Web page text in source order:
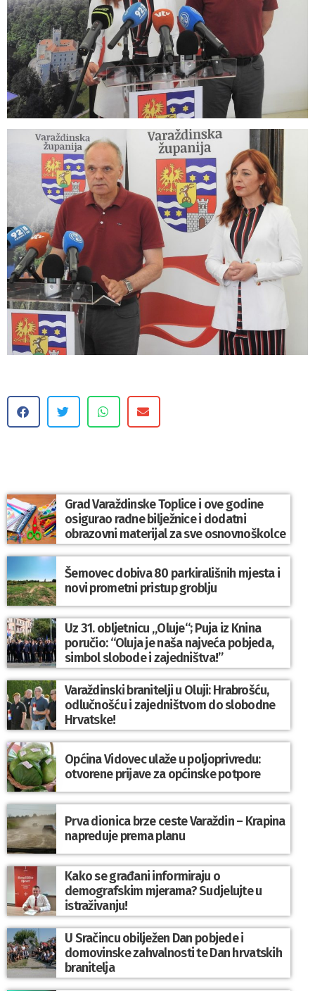
Grad Varaždinske Toplice i ove godine
osigurao radne bilježnice i dodatni
obrazovni materijal za sve osnovnoškolce
Šemovec dobiva 80 parkirališnih mjesta i
novi prometni pristup groblju
Uz 31. obljetnicu „Oluje“; Puja iz Knina
poručio: “Oluja je naša najveća pobjeda,
simbol slobode i zajedništva!”
Varaždinski branitelji u Oluji: Hrabrošću,
odlučnošću i zajedništvom do slobodne
Hrvatske!
Općina Vidovec ulaže u poljoprivredu:
otvorene prijave za općinske potpore
Prva dionica brze ceste Varaždin – Krapina
napreduje prema planu
Kako se građani informiraju o
demografskim mjerama? Sudjelujte u
istraživanju!
U Sračincu obilježen Dan pobjede i
domovinske zahvalnosti te Dan hrvatskih
branitelja